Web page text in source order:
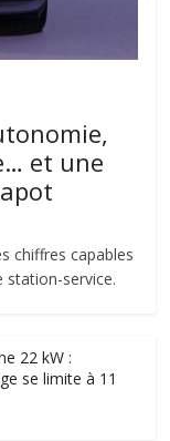
et une
chiffres capables
station-service.
22 kW :
se limite à 11